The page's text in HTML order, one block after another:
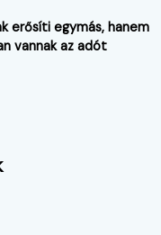
erősíti egymás, hanem
vannak az adót